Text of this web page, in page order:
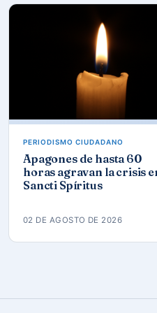
PERIODISMO CIUDADANO
Apagones de hasta 60
horas agravan la crisis
Sancti Spíritus
02 DE AGOSTO DE 2026